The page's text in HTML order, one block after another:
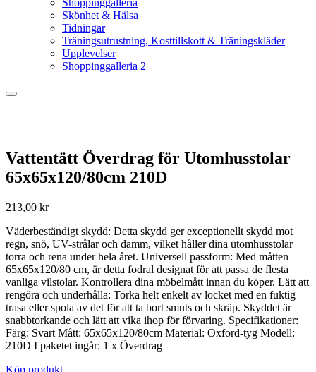
Shoppinggalleria
Skönhet & Hälsa
Tidningar
Träningsutrustning, Kosttillskott & Träningskläder
Upplevelser
Shoppinggalleria 2
Vattentätt Överdrag för Utomhusstolar
65x65x120/80cm 210D
213,00 kr
Väderbeständigt skydd: Detta skydd ger exceptionellt skydd mot
regn, snö, UV-strålar och damm, vilket håller dina utomhusstolar
torra och rena under hela året. Universell passform: Med måtten
65x65x120/80 cm, är detta fodral designat för att passa de flesta
vanliga vilstolar. Kontrollera dina möbelmått innan du köper. Lätt att
rengöra och underhålla: Torka helt enkelt av locket med en fuktig
trasa eller spola av det för att ta bort smuts och skräp. Skyddet är
snabbtorkande och lätt att vika ihop för förvaring. Specifikationer:
Färg: Svart Mått: 65x65x120/80cm Material: Oxford-tyg Modell:
210D I paketet ingår: 1 x Överdrag
Köp produkt